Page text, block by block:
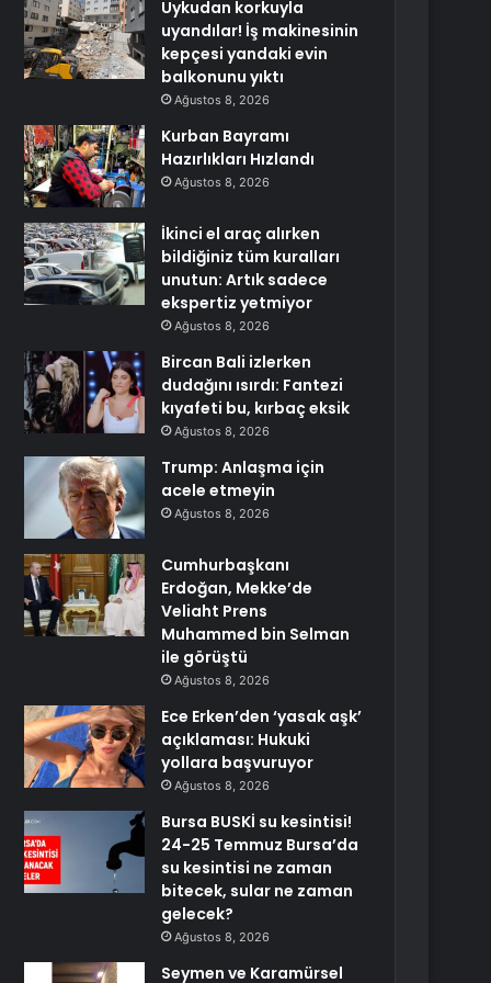
Uykudan korkuyla
uyandılar! İş makinesinin
kepçesi yandaki evin
balkonunu yıktı
Ağustos 8, 2026
Kurban Bayramı
Hazırlıkları Hızlandı
Ağustos 8, 2026
İkinci el araç alırken
bildiğiniz tüm kuralları
unutun: Artık sadece
ekspertiz yetmiyor
Ağustos 8, 2026
Bircan Bali izlerken
dudağını ısırdı: Fantezi
kıyafeti bu, kırbaç eksik
Ağustos 8, 2026
Trump: Anlaşma için
acele etmeyin
Ağustos 8, 2026
Cumhurbaşkanı
Erdoğan, Mekke’de
Veliaht Prens
Muhammed bin Selman
ile görüştü
Ağustos 8, 2026
Ece Erken’den ‘yasak aşk’
açıklaması: Hukuki
yollara başvuruyor
Ağustos 8, 2026
Bursa BUSKİ su kesintisi!
24-25 Temmuz Bursa’da
su kesintisi ne zaman
bitecek, sular ne zaman
gelecek?
Ağustos 8, 2026
Seymen ve Karamürsel